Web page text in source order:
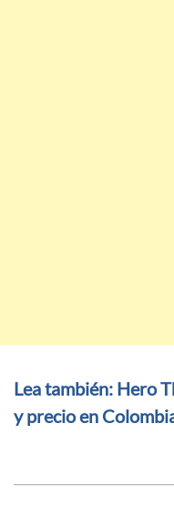
Lea también: Hero
y precio en